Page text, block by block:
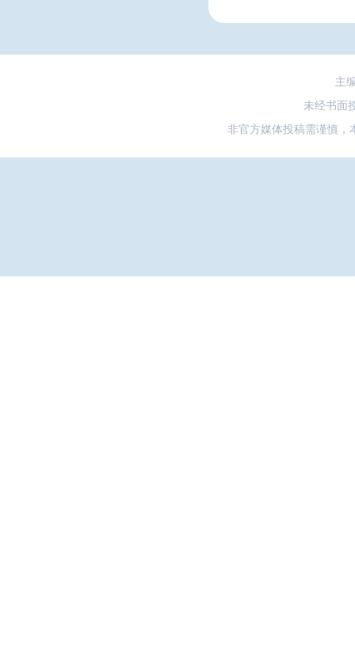
主
未经书面
非官方媒体投稿需谨慎，